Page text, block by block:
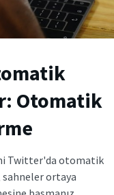
Otomatik
Twitter'da otomatik
sahneler ortaya